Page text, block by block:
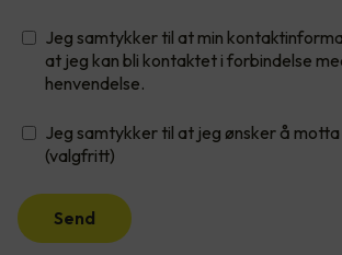
Jeg samtykker til at min
at jeg kan bli kontaktet i forbindelse
henvendelse.
Jeg samtykker til at jeg ønsker å
(valgfritt)
Send